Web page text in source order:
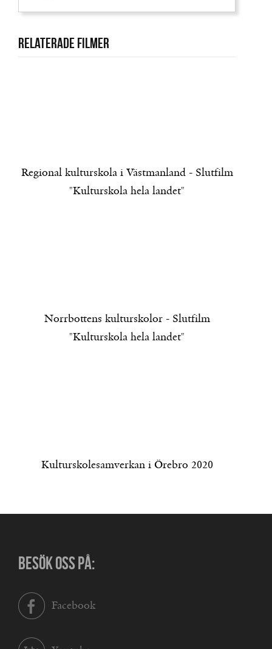
Relaterade filmer
Regional kulturskola i Västmanland - Slutfilm
"Kulturskola hela landet"
Norrbottens kulturskolor - Slutfilm
"Kulturskola hela landet"
Kulturskolesamverkan i Örebro 2020
BESÖK OSS PÅ:
Facebook